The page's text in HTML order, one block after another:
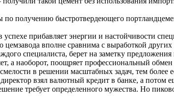
по получению быстротвердеющего
успехе прибавляет энергии и настойчивости
вполне сравнима с выработкой других
специалиста, берет на заметку
а наоборот, поощряет профессиональный
в решении масштабных задач, тем более
взял валютный кредит в банке, а
требует определенного мужества. Но